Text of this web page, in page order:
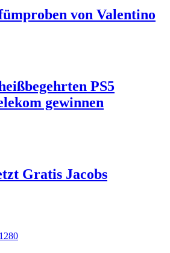
von Valentino
PS5
gewinnen
Gratis Jacobs